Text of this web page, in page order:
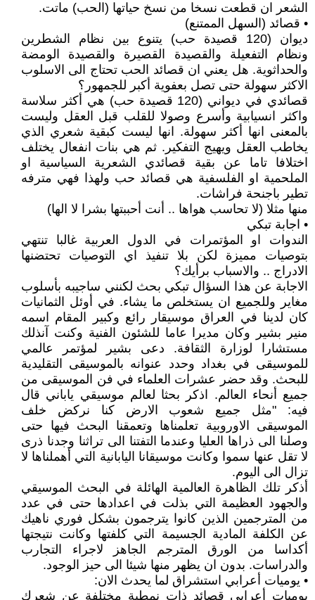
الشعر ان قطعت نسخا من نسخ حياتها (الحب) ماتت.
• قصائد (السهل الممتنع)
ديوان (120 قصيدة حب) يتنوع بين نظام الشطرين
ونظام التفعيلة والقصيدة القصيرة والقصيدة الومضة
والحداثوية. هل يعني ان قصائد الحب تحتاج الى الاسلوب
الاكثر سهولة حتى تصل بعفوية أكبر للجمهور؟
قصائدي في ديواني (120 قصيدة حب) هي أكثر سلاسة
واكثر انسيابية وأسرع وصولا للقلب قبل العقل وليست
بالمعنى انها أكثر سهولة. انها ليست كبقية شعري الذي
يخاطب العقل ويهيج التفكير. ثم هي بنات انفعال يختلف
اختلافا تاما عن بقية قصائدي الشعرية السياسية او
الملحمية او الفلسفية هي قصائد حب ولهذا فهي مترفه
تطير باجنحة فراشات.
منها مثلا (لا تحاسب هواها .. أنت أحببتها بشرا لا الها)
• اجابة تبكي
الندوات او المؤتمرات في الدول العربية غالبا تنتهي
بتوصيات مميزة لكن بلا تنفيذ اي التوصيات تحتضنها
الادراج .. والاسباب برأيك؟
الاجابة عن هذا السؤال تبكي بحث لكنني ساجيبه بأسلوب
مغاير وللجميع ان يستخلص ما يشاء. في أوئل الثمانيات
كان لدينا في العراق موسيقار رائع وكبير المقام اسمه
منير بشير وكان مديرا عاما للشئون الفنية وكنت آنذلك
مستشارا لوزارة الثقافة. دعى بشير لمؤتمر عالمي
للموسيقى في بغداد وحدد عنوانه بالموسيقى التقليدية
للبحث. وقد حضر عشرات العلماء في فن الموسيقى من
جميع أنحاء العالم. اذكر بحثا لعالم موسيقي ياباني قال
فيه: "مثل جميع شعوب الارض كنا نركض خلف
الموسيقى الاوروبية تعلمناها وتعمقنا البحث فيها حتى
وصلنا الى ذراها العليا وعندما التفتنا الى تراثنا وجدنا ذرى
لا تقل عنها سموا وكانت موسيقانا اليابانية التي أهملناها لا
تزال الى اليوم.
أذكر تلك الظاهرة العالمية الهائلة في البحث الموسيقي
والجهود العظيمة التي بذلت في اعدادها حتى في عدد
من المترجمين الذين كانوا يترجمون بشكل فوري ناهيك
عن الكلفة المادية الجسيمة التي كلفتها وكانت نتيجتها
أكداسا من الورق المترجم الجاهز لاجراء التجارب
والدراسات. بدون ان يظهر منها شيئا الى حيز الوجود.
• يوميات أعرابي استشراق لما يحدث الان:
يوميات أعرابي قصائد ذات نمطية مختلفة عن شعرك